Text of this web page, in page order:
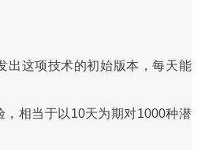
出这项技术的初始版本，每天能
，相当于以10天为期对1000种潜